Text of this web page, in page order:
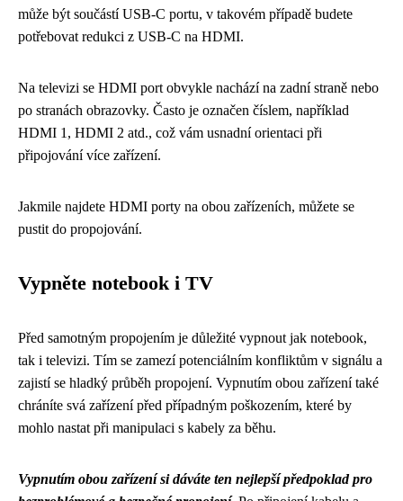
může být součástí USB-C portu, v takovém případě budete
potřebovat redukci z USB-C na HDMI.
Na televizi se HDMI port obvykle nachází na zadní straně nebo
po stranách obrazovky. Často je označen číslem, například
HDMI 1, HDMI 2 atd., což vám usnadní orientaci při
připojování více zařízení.
Jakmile najdete HDMI porty na obou zařízeních, můžete se
pustit do propojování.
Vypněte notebook i TV
Před samotným propojením je důležité vypnout jak notebook,
tak i televizi. Tím se zamezí potenciálním konfliktům v signálu a
zajistí se hladký průběh propojení. Vypnutím obou zařízení také
chráníte svá zařízení před případným poškozením, které by
mohlo nastat při manipulaci s kabely za běhu.
Vypnutím obou zařízení si dáváte ten nejlepší předpoklad pro